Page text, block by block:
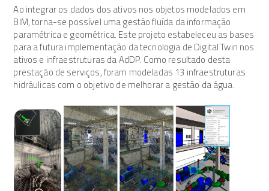
Ao integrar os dados dos ativos nos objetos modelados em
BIM, torna-se possível uma gestão fluída da informação
paramétrica e geométrica. Este projeto estabeleceu as bases
para a futura implementação da tecnologia de Digital Twin nos
ativos e infraestruturas da AdDP. Como resultado desta
prestação de serviços, foram modeladas 13 infraestruturas
hidráulicas com o objetivo de melhorar a gestão da água.